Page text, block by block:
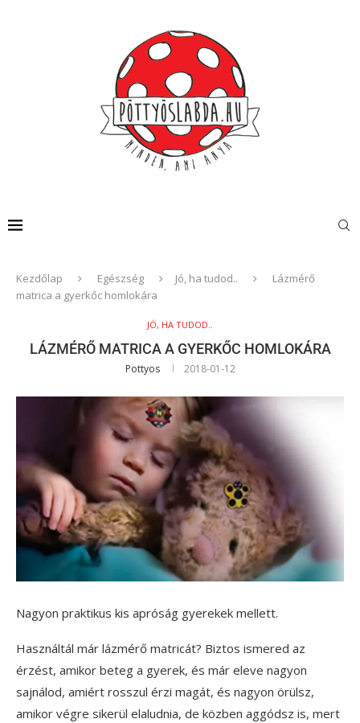
Kezdőlap Egészség Jó, ha tudod..
Lázmérő
matrica a gyerkőc homlokára
JÓ, HA TUDOD..
LÁZMÉRŐ MATRICA A GYERKŐC HOMLOKÁRA
Pottyos 2018-01-12
Nagyon praktikus kis apróság gyerekek mellett.
Használtál már lázmérő matricát? Biztos ismered az
érzést, amikor beteg a gyerek, és már eleve nagyon
sajnálod, amiért rosszul érzi magát, és nagyon örülsz,
amikor végre sikerül elaludnia, de közben aggódsz is, mert